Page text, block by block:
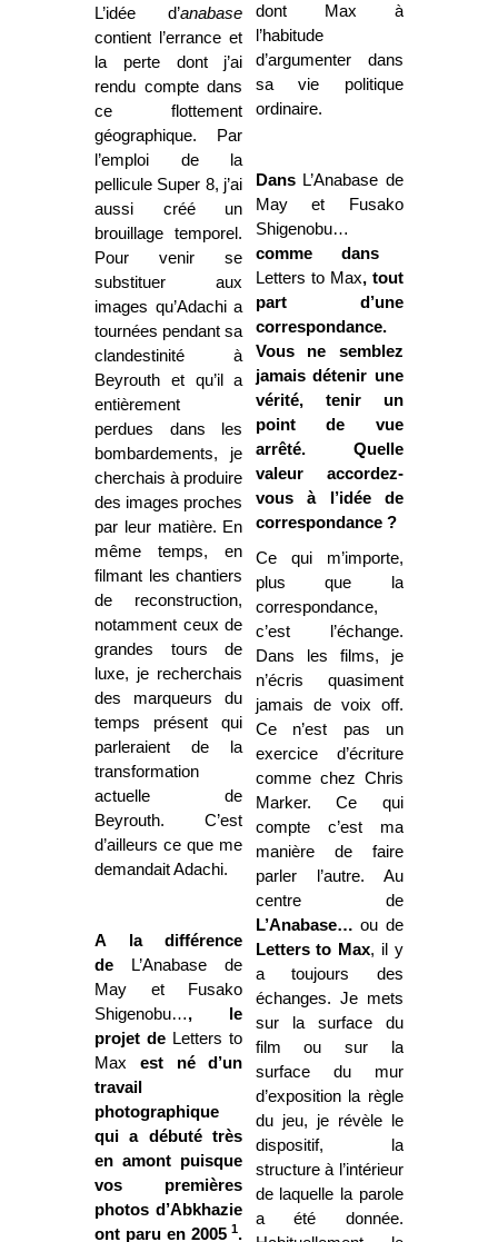
L’idée d’anabase
contient l’errance et
la perte dont j’ai
rendu compte dans
ce flottement
géographique. Par
l’emploi de la
pellicule Super 8, j’ai
aussi créé un
brouillage temporel.
Pour venir se
substituer aux
images qu’Adachi a
tournées pendant sa
clandestinité à
Beyrouth et qu’il a
entièrement
perdues dans les
bombardements, je
cherchais à produire
des images proches
par leur matière. En
même temps, en
filmant les chantiers
de reconstruction,
notamment ceux de
grandes tours de
luxe, je recherchais
des marqueurs du
temps présent qui
parleraient de la
transformation
actuelle de
Beyrouth. C’est
d’ailleurs ce que me
demandait Adachi.
A la différence
de L’Anabase de
May et Fusako
Shigenobu…, le
projet de Letters to
Max est né d’un
travail
photographique
qui a débuté très
en amont puisque
vos premières
photos d’Abkhazie
ont paru en 20051.
dont Max à
l’habitude
d’argumenter dans
sa vie politique
ordinaire.
Dans L’Anabase de
May et Fusako
Shigenobu…
comme dans
Letters to Max, tout
part d’une
correspondance.
Vous ne semblez
jamais détenir une
vérité, tenir un
point de vue
arrêté. Quelle
valeur accordez-
vous à l’idée de
correspondance ?
Ce qui m’importe,
plus que la
correspondance,
c’est l’échange.
Dans les films, je
n’écris quasiment
jamais de voix off.
Ce n’est pas un
exercice d’écriture
comme chez Chris
Marker. Ce qui
compte c’est ma
manière de faire
parler l’autre. Au
centre de
L’Anabase… ou de
Letters to Max, il y
a toujours des
échanges. Je mets
sur la surface du
film ou sur la
surface du mur
d’exposition la règle
du jeu, je révèle le
dispositif, la
structure à l’intérieur
de laquelle la parole
a été donnée.